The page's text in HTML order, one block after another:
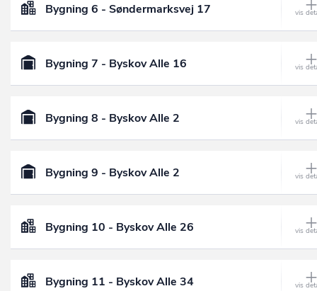
Bygning 6 - Søndermarksvej 17
Bygning 7 - Byskov Alle 16
Bygning 8 - Byskov Alle 2
Bygning 9 - Byskov Alle 2
Bygning 10 - Byskov Alle 26
Bygning 11 - Byskov Alle 34